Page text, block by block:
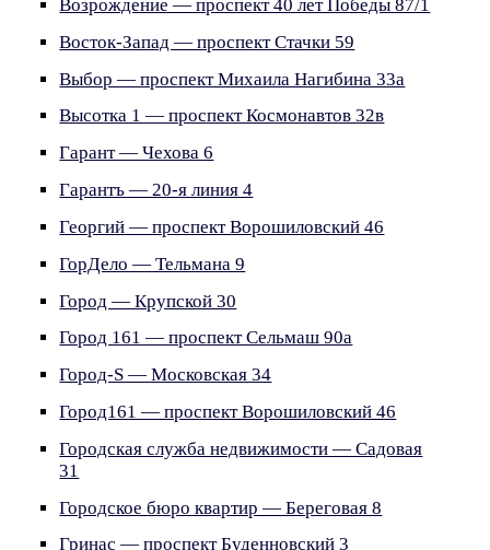
Возрождение — проспект 40 лет Победы 87/1
Восток-Запад — проспект Стачки 59
Выбор — проспект Михаила Нагибина 33а
Высотка 1 — проспект Космонавтов 32в
Гарант — Чехова 6
Гарантъ — 20-я линия 4
Георгий — проспект Ворошиловский 46
ГорДело — Тельмана 9
Город — Крупской 30
Город 161 — проспект Сельмаш 90а
Город-S — Московская 34
Город161 — проспект Ворошиловский 46
Городская служба недвижимости — Садовая
31
Городское бюро квартир — Береговая 8
Гринас — проспект Буденновский 3